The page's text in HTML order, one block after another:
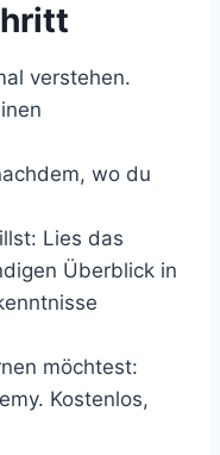
verstehen.
wo du
Lies das
Überblick in
möchtest:
Kostenlos,